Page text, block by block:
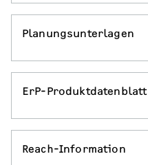
Planungsunterlagen
ErP-Produktdatenblatt
Reach-Information